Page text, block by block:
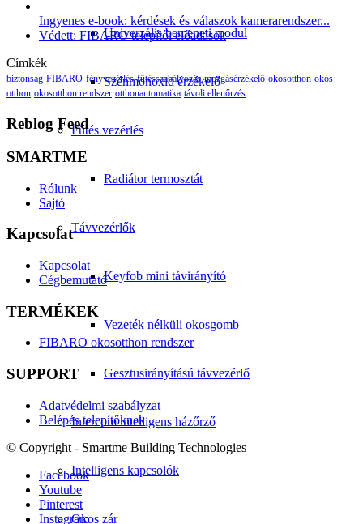
Univerzális bemeneti modul
Szénmonoxid érzékelő
Fűtés vezérlés
Radiátor termosztát
Távvezérlők
Keyfob mini távirányító
Vezeték nélküli okosgomb
Gesztusirányítású távvezérlő
Intercom intelligens házőrző
Intelligens kapcsolók
Okos zár
Ingyenes e-book: kérdések és válaszok kamerarendszer...
Védett: FIBARO telepítői előadások
Címkék
biztonság FIBARO fényvezérlés fűtésszabályozás mozgásérzékelő okosotthon okos
otthon okosotthon rendszer otthonautomatika távoli ellenőrzés
Reblog Feed
SMARTME
Rólunk
Sajtó
Kapcsolat
Kapcsolat
Cégbemutató
TERMÉKEK
FIBARO okosotthon rendszer
SUPPORT
Adatvédelmi szabályzat
Belépés telepítőknek
© Copyright - Smartme Building Technologies
Facebook
Youtube
Pinterest
Instagram